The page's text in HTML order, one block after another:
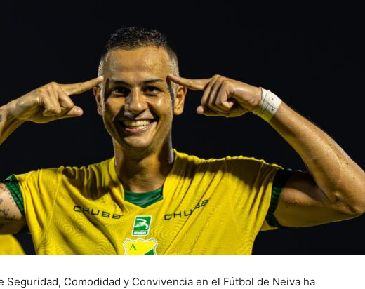
Seguridad, Comodidad y Convivencia en el Fútbol de Neiva ha